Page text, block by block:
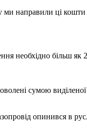
ми направили ці
необхідно більш як
сумою
опинився в